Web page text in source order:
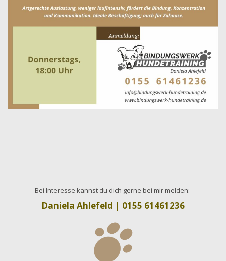
Bei Interesse kannst du dich gerne bei mir melden:
Daniela Ahlefeld | 0155 61461236